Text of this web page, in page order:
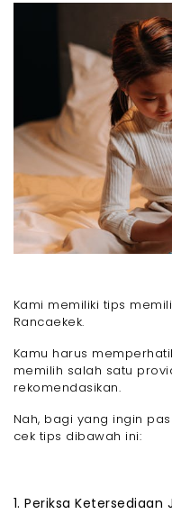
Kami memiliki tips
Rancaekek.
Kamu harus
memilih salah satu
rekomendasikan.
Nah, bagi yang ingin
cek tips dibawah ini:
1. Periksa Ketersediaan